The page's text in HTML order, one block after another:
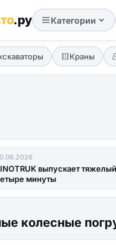
.ру Категории
Краны
выпускает
минуты
колесные